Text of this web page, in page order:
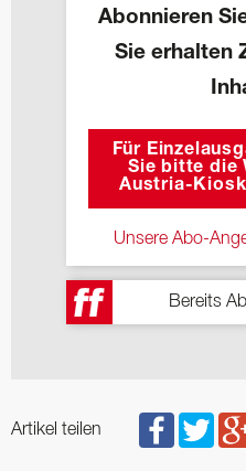
Abonnieren
Sie erhalten
Für
Sie bitte die
Austria-
Unsere Abo-
Bereits
Artikel teilen